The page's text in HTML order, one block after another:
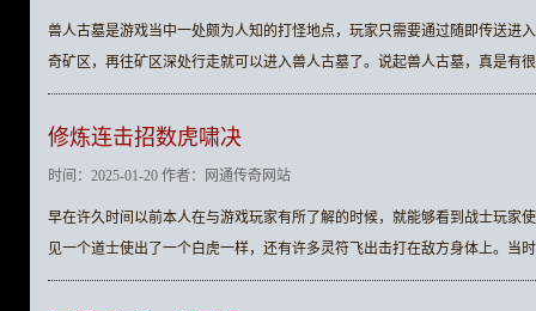
兽人古墓是游戏当中一处颇为人知的打怪地点，玩家只需要通过随即传送进
奇矿区，再往矿区深处行走就可以进入兽人古墓了。说起兽人古墓，真是有
修炼连击招数虎啸决
时间：2025-01-20 作者：网通传奇网站
早在许久时间以前本人在与游戏玩家有所了解的时候，就能够看到战士玩家
见一个道士使出了一个白虎一样，还有许多灵符飞出击打在敌方身体上。当